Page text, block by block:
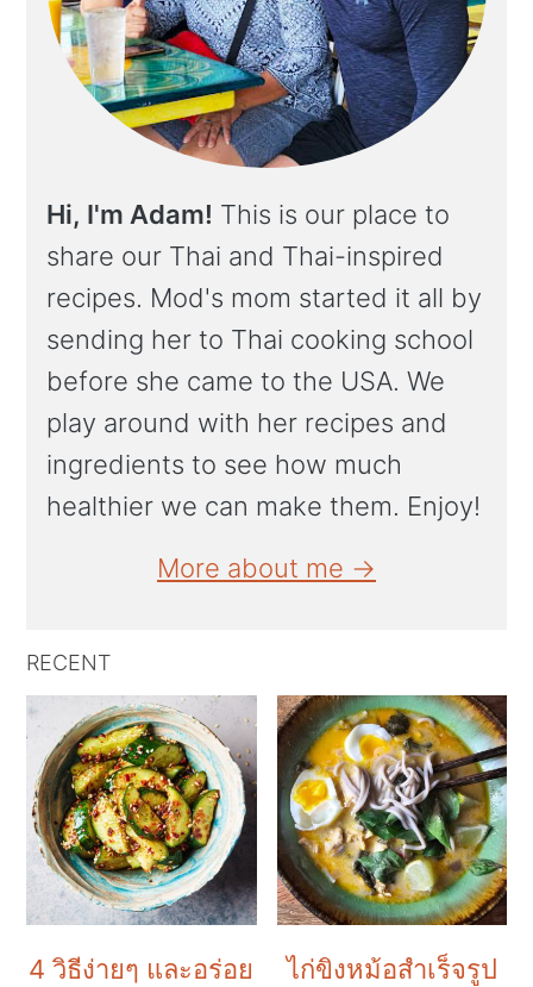
Hi, I'm Adam! This is our place to
share our Thai and Thai-inspired
recipes. Mod's mom started it all by
sending her to Thai cooking school
before she came to the USA. We
play around with her recipes and
ingredients to see how much
healthier we can make them. Enjoy!
More about me →
RECENT
4 วิธีง่ายๆ และอร่อย
ไก่ขิงหม้อสำเร็จรูป